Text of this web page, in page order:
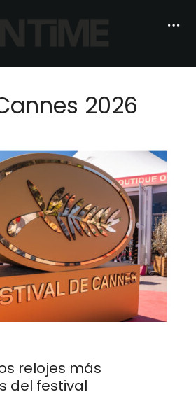
2026
relojes más
del festival